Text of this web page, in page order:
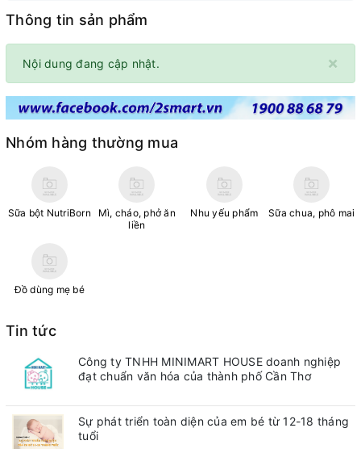
Thông tin sản phẩm
×
Nội dung đang cập nhật.
Nhóm hàng thường mua
Sữa bột NutriBorn
Mì, cháo, phở ăn
liền
Nhu yếu phẩm Sữa chua, phô mai
Đồ dùng mẹ bé
Tin tức
Công ty TNHH MINIMART HOUSE doanh nghiệp
đạt chuẩn văn hóa của thành phố Cần Thơ
Sự phát triển toàn diện của em bé từ 12-18 tháng
tuổi